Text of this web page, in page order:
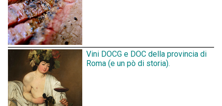
Vini DOCG e DOC della provincia di
Roma (e un pò di storia).